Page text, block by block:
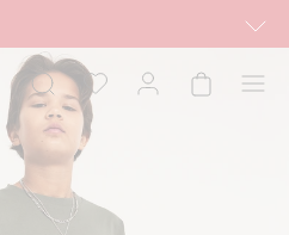
włączonych w ofertę, również z
i Newbie oraz na kappahl.com. Ofert
Dziecko